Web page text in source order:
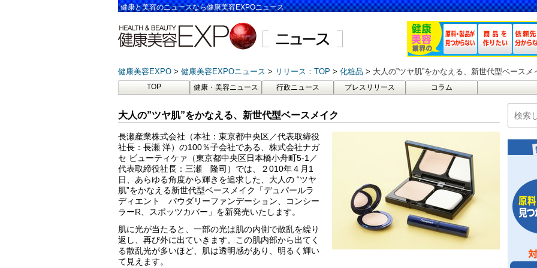
健康と美容のニュースなら健康美容EXPOニュース
健康美容EXPO 健康美容EXPOニュース リリース：TOP 化粧品 大人の”ツヤ肌”をかなえる、新世代型ベースメ
TOP 健康・美容ニュース 行政ニュース プレスリリース コラム
大人の”ツヤ肌”をかなえる、新世代型ベースメイク
長瀬産業株式会社（本社：東京都中央区／代表取締役
社長：長瀬 洋）の100％子会社である、株式会社ナガ
セ ビューティケァ（東京都中央区日本橋小舟町5-1／
代表取締役社長：三瀬 隆司）では、２010年４月1
日、あらゆる角度から輝きを追求した、大人の “ツヤ
肌”をかなえる新世代型ベースメイク「デュパールラ
ディエント パウダリーファンデーション、コンシー
ラーR、スポッツカバー」を新発売いたします。
肌に光が当たると、一部の光は肌の内側で散乱を繰り
返し、再び外に出ていきます。この肌内部から出てく
る散乱光が多いほど、肌は透明感があり、明るく輝い
て見えます。